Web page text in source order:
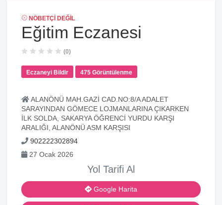
NÖBETÇI DEĞIL
Eğitim Eczanesi
(0)
Eczaneyi Bildir 475 Görüntülenme
ALANÖNÜ MAH.GAZİ CAD.NO:8/A ADALET
SARAYINDAN GÖMECE LOJMANLARINA ÇIKARKEN
İLK SOLDA, SAKARYA ÖĞRENCİ YURDU KARŞI
ARALIĞI, ALANÖNÜ ASM KARŞISI
902222302894
27 Ocak 2026
Yol Tarifi Al
Google Harita